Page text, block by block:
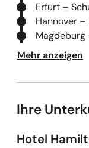
Erfurt –
Hannover –
Magdeburg
Mehr anzeigen
Ihre
Hotel